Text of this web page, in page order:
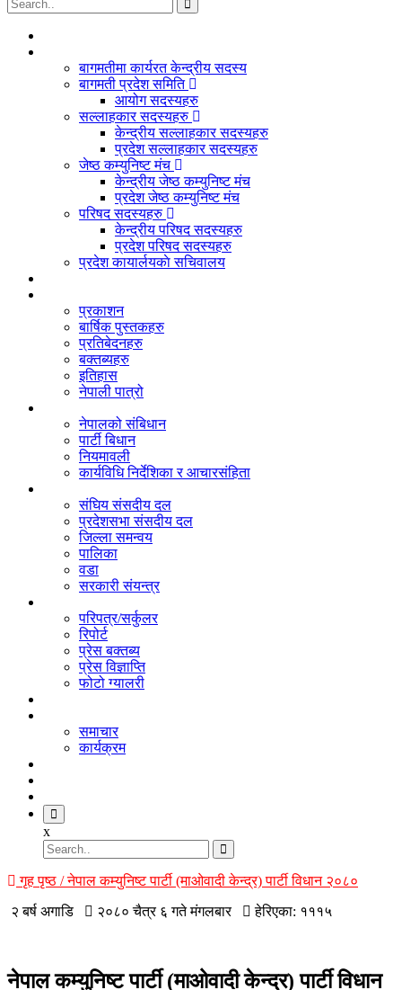
बागमतीमा कार्यरत केन्द्रीय सदस्य
बागमती प्रदेश समिति
आयोग सदस्यहरु
सल्लाहकार सदस्यहरु
केन्द्रीय सल्लाहकार सदस्यहरु
प्रदेश सल्लाहकार सदस्यहरु
जेष्ठ कम्युनिष्ट मंच
केन्द्रीय जेष्ठ कम्युनिष्ट मंच
प्रदेश जेष्ठ कम्युनिष्ट मंच
परिषद सदस्यहरु
केन्द्रीय परिषद सदस्यहरु
प्रदेश परिषद सदस्यहरु
प्रदेश कायार्लयकाे सचिवालय
प्रकाशन
बार्षिक पुस्तकहरु
प्रतिबेदनहरु
बक्तब्यहरु
इतिहास
नेपाली पात्रो
नेपालको संबिधान
पार्टी बिधान
नियमावली
कार्यविधि निर्देशिका र आचारसंहिता
संघिय संसदीय दल
प्रदेशसभा संसदीय दल
जिल्ला समन्वय
पालिका
वडा
सरकारी संयन्त्र
परिपत्र/सर्कुलर
रिपोर्ट
प्रेस बक्तब्य
प्रेस विज्ञाप्ति
फोटो ग्यालरी
समाचार
कार्यक्रम
x
गृह पृष्ठ / नेपाल कम्युनिष्ट पार्टी (माओवादी केन्द्र) पार्टी विधान २०८०
२ बर्ष अगाडि
२०८० चैत्र ६ गते मंगलबार हेरिएका: १११५
नेपाल कम्युनिष्ट पार्टी (माओवादी केन्द्र) पार्टी विधान